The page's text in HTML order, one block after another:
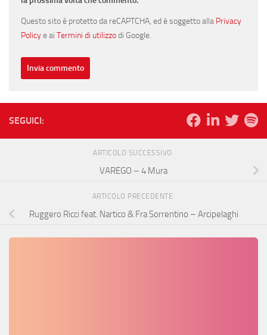
Questo sito è protetto da reCAPTCHA, ed è soggetto alla Privacy
Policye ai Termini di utilizzodi Google.
SEGUICI:
ARTICOLO SUCCESSIVO
VAREGO – 4 Mura
ARTICOLO PRECEDENTE
Ruggero Ricci feat. Nartico & Fra Sorrentino – Arcipelaghi